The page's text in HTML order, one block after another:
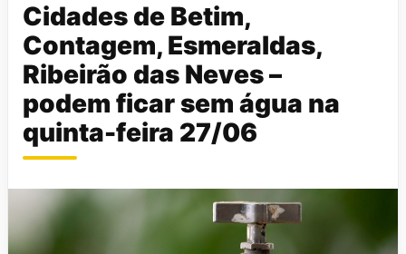
Cidades de Betim,
Contagem, Esmeraldas,
Ribeirão das Neves –
podem ficar sem água na
quinta-feira 27/06